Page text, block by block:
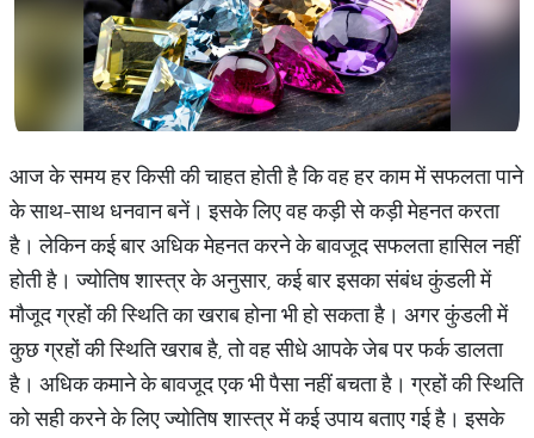
आज के समय हर किसी की चाहत होती है कि वह हर काम में सफलता पाने
के साथ-साथ धनवान बनें। इसके लिए वह कड़ी से कड़ी मेहनत करता
है। लेकिन कई बार अधिक मेहनत करने के बावजूद सफलता हासिल नहीं
होती है। ज्योतिष शास्त्र के अनुसार, कई बार इसका संबंध कुंडली में
मौजूद ग्रहों की स्थिति का खराब होना भी हो सकता है। अगर कुंडली में
कुछ ग्रहों की स्थिति खराब है, तो वह सीधे आपके जेब पर फर्क डालता
है। अधिक कमाने के बावजूद एक भी पैसा नहीं बचता है। ग्रहों की स्थिति
को सही करने के लिए ज्योतिष शास्त्र में कई उपाय बताए गई है। इसके